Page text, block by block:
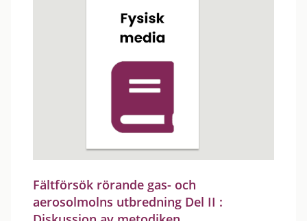
Fältförsök rörande gas- och
aerosolmolns utbredning Del II :